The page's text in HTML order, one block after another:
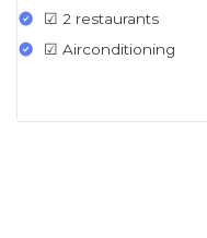
☑ 2 restaurants
☑ Airconditioning